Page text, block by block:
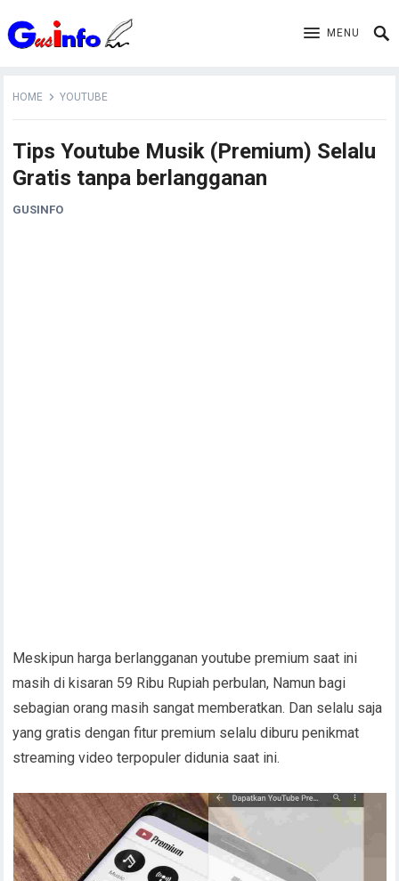
MENU
HOME YOUTUBE
Tips Youtube Musik (Premium) Selalu
Gratis tanpa berlangganan
GUSINFO
Meskipun harga berlangganan youtube premium saat ini
masih di kisaran 59 Ribu Rupiah perbulan, Namun bagi
sebagian orang masih sangat memberatkan. Dan selalu saja
yang gratis dengan fitur premium selalu diburu penikmat
streaming video terpopuler didunia saat ini.